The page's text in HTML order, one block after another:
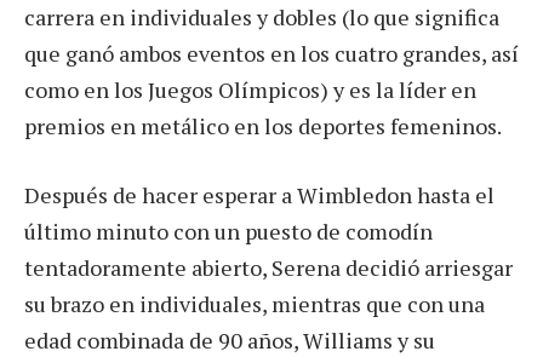
carrera en individuales y dobles (lo que significa
que ganó ambos eventos en los cuatro grandes, así
como en los Juegos Olímpicos) y es la líder en
premios en metálico en los deportes femeninos.
Después de hacer esperar a Wimbledon hasta el
último minuto con un puesto de comodín
tentadoramente abierto, Serena decidió arriesgar
su brazo en individuales, mientras que con una
edad combinada de 90 años, Williams y su